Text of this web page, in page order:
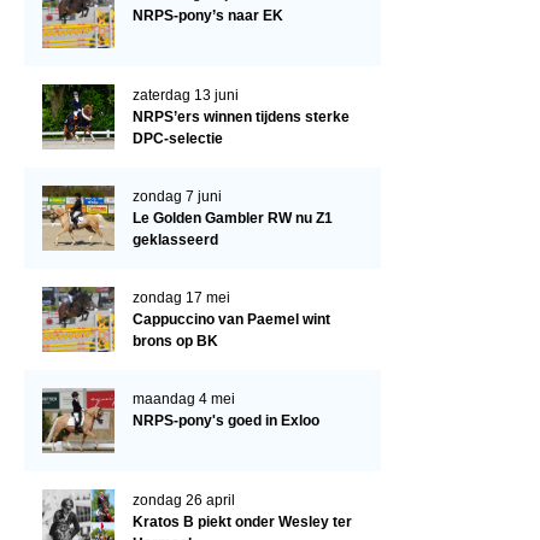
Veulenregistratie
Veulens en merries
Zoek een NRPS paard
Informatie aan je paard of pony toevoegen
Onze fokkerij
Fokkerij informatie
Fokprogramma's en registratie
Veulen registratie
Predicaten
NRPS-pony’s naar EK
zaterdag 13 juni
NRPS’ers winnen tijdens sterke
DPC-selectie
zondag 7 juni
Le Golden Gambler RW nu Z1
geklasseerd
zondag 17 mei
Cappuccino van Paemel wint
brons op BK
maandag 4 mei
NRPS-pony's goed in Exloo
zondag 26 april
Kratos B piekt onder Wesley ter